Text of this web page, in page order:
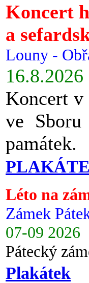
Koncert
a
Louny -
16.8.2026
Koncert v
ve Sboru
památek.
Léto na
Zámek
07-09 2026
Pátecký
Plakátek